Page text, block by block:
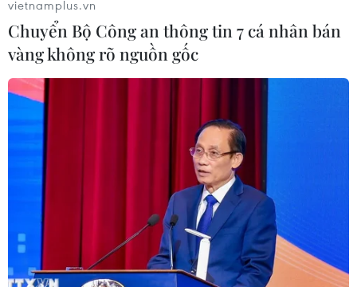
Cháy 5ha rừng thông do người dân đi
viếng mộ, đốt hương bất cẩn
Tỉnh Thừa Thiên-Huế đã huy động hơn 1.000 chiến sỹ
công an, quân đội, biên phòng, cùng với người dân
khống chế được đám cháy rừng thông cảnh quan gần
khu vực nghĩa trang của thành phố Huế.
vietnamplus.vn
Chuyển Bộ Công an thông tin 7 cá nhân bán
vàng không rõ nguồn gốc